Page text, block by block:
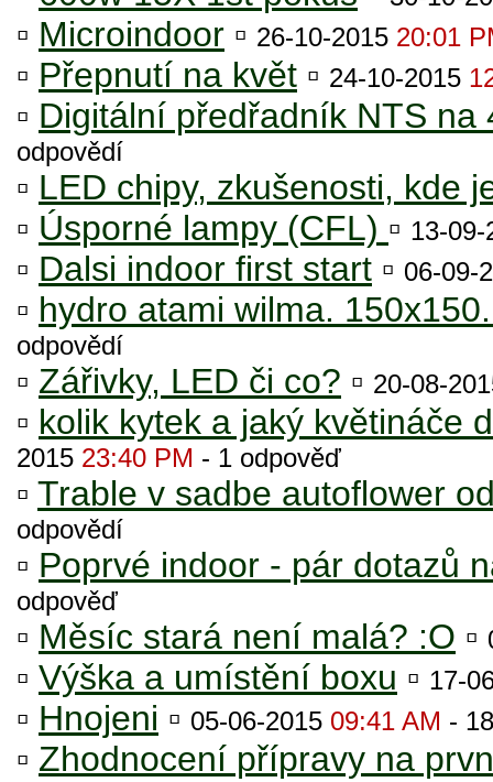
▫ Microindoor ▫ 26-10-2015 20:01
▫ Přepnutí na květ ▫ 24-10-2015
▫ Digitální předřadník NTS
odpovědí
▫ LED chipy, zkušenosti, kde
▫ Úsporné lampy (CFL) ▫ 13-
▫ Dalsi indoor first start ▫ 06-09-
▫ hydro atami wilma.
odpovědí
▫ Zářivky, LED či co? ▫ 20-08-
▫ kolik kytek a jaký květináče
2015 23:40 PM - 1 odpověď
▫ Trable v sadbe autoflower
odpovědí
▫ Poprvé indoor - pár dotazů
odpověď
▫ Měsíc stará není malá? :O ▫
▫ Výška a umístění boxu ▫ 17-
▫ Hnojeni ▫ 05-06-2015 09:41 AM -
▫ Zhodnocení přípravy na